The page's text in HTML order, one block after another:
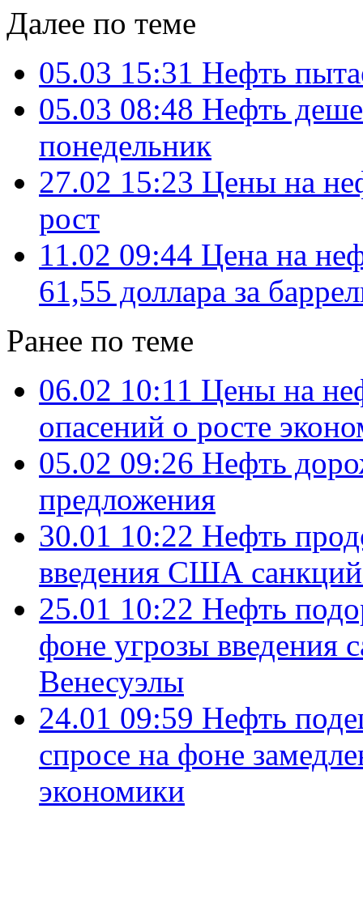
Далее по теме
05.03 15:31 Нефть
05.03 08:48 Нефть
понедельник
27.02 15:23 Цены на
рост
11.02 09:44 Цена на
61,55 доллара за
Ранее по теме
06.02 10:11 Цены на
опасений о росте
05.02 09:26 Нефть
предложения
30.01 10:22 Нефть
введения США
25.01 10:22 Нефть
фоне угрозы
Венесуэлы
24.01 09:59 Нефть
спросе на фоне
экономики